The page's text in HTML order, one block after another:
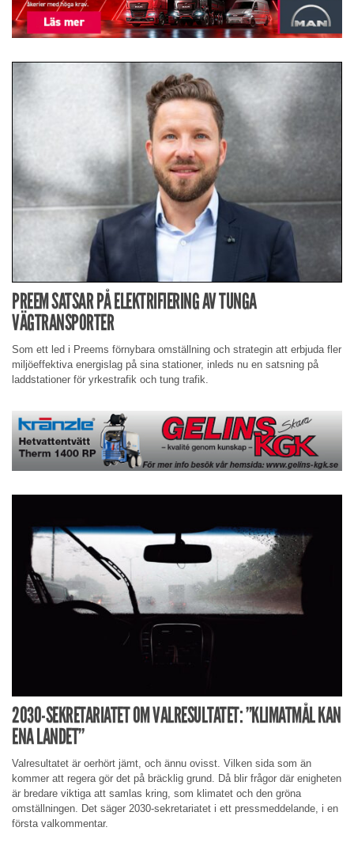
PREEM SATSAR PÅ ELEKTRIFIERING AV TUNGA
VÄGTRANSPORTER
Som ett led i Preems förnybara omställning och strategin att erbjuda fler
miljöeffektiva energislag på sina stationer, inleds nu en satsning på
laddstationer för yrkestrafik och tung trafik.
2030-SEKRETARIATET OM VALRESULTATET: ”KLIMATMÅL KAN
ENA LANDET”
Valresultatet är oerhört jämt, och ännu ovisst. Vilken sida som än
kommer att regera gör det på bräcklig grund. Då blir frågor där enigheten
är bredare viktiga att samlas kring, som klimatet och den gröna
omställningen. Det säger 2030-sekretariatet i ett pressmeddelande, i en
första valkommentar.